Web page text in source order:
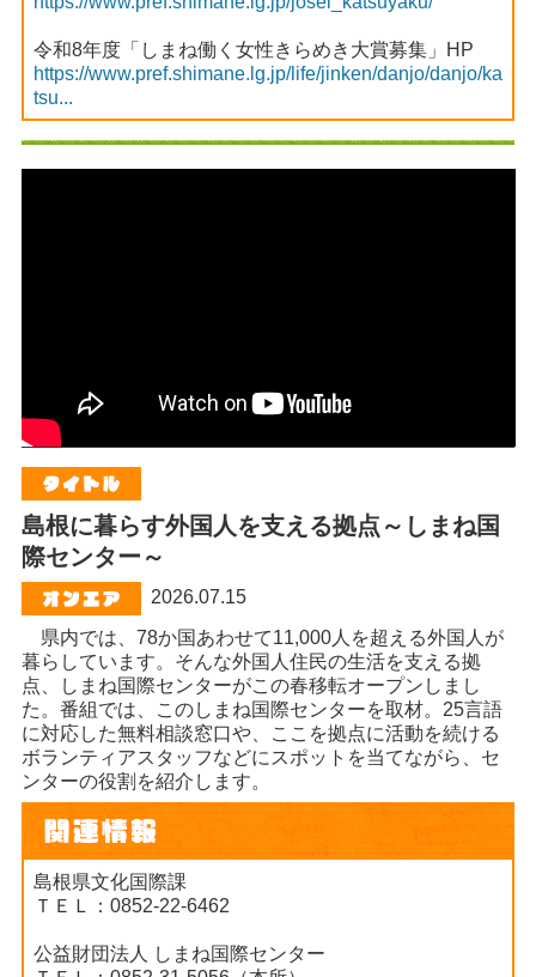
令和8年度「しまね働く女性きらめき大賞募集」HP
https://www.pref.shimane.lg.jp/life/jinken/danjo/danjo/ka
tsu...
島根に暮らす外国人を支える拠点～しまね国
際センター～
2026.07.15
県内では、78か国あわせて11,000人を超える外国人が
暮らしています。そんな外国人住民の生活を支える拠
点、しまね国際センターがこの春移転オープンしまし
た。番組では、このしまね国際センターを取材。25言語
に対応した無料相談窓口や、ここを拠点に活動を続ける
ボランティアスタッフなどにスポットを当てながら、セ
ンターの役割を紹介します。
島根県文化国際課
ＴＥＬ：0852-22-6462
公益財団法人 しまね国際センター